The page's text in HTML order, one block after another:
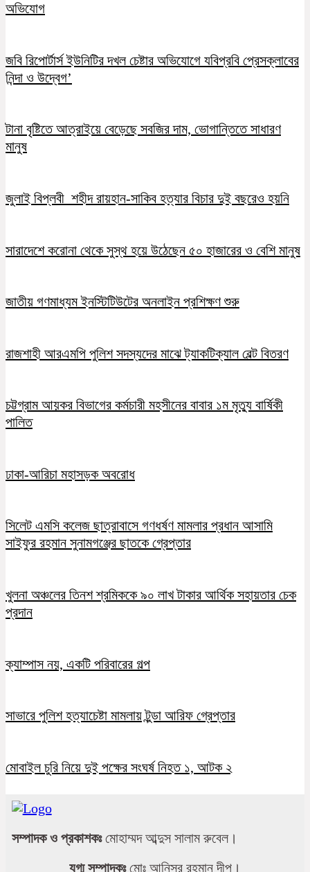
অভিযোগ
জবি রিপোর্টার্স ইউনিটির দখল চেষ্টার অভিযোগে যবিপ্রবি প্রেসক্লাবের
নিন্দা ও উদ্বেগ’
টানা বৃষ্টিতে আত্রাইয়ে বেড়েছে সবজির দাম, ভোগান্তিতে সাধারণ
মানুষ
জুলাই বিপ্লবী শহীদ রায়হান-সাকিব হত্যার বিচার দুই বছরেও হয়নি
সারাদেশে করোনা থেকে সুস্থ হয়ে উঠেছেন ৫০ হাজারের ও বেশি মানুষ
জাতীয় গণমাধ্যম ইনস্টিটিউটের অনলাইন প্রশিক্ষণ শুরু
রাজশাহী আরএমপি পুলিশ সদস্যদের মাঝে ট্যাকটিক্যাল বেল্ট বিতরণ
চট্টগ্রাম আয়কর বিভাগের কর্মচারী মহসীনের বাবার ১ম মৃত্যু বার্ষিকী
পালিত
ঢাকা-আরিচা মহাসড়ক অবরোধ
সিলেট এমসি কলেজ ছাত্রাবাসে গণধর্ষণ মামলার প্রধান আসামি
সাইফুর রহমান সুনামগঞ্জের ছাতকে গ্রেপ্তার
খুলনা অঞ্চলের তিনশ শ্রমিককে ৯০ লাখ টাকার আর্থিক সহায়তার চেক
প্রদান
ক্যাম্পাস নয়, একটি পরিবারের গল্প
সাভারে পুলিশ হত্যাচেষ্টা মামলায় টুন্ডা আরিফ গ্রেপ্তার
মোবাইল চুরি নিয়ে দুই পক্ষের সংঘর্ষ নিহত ১, আটক ২
সম্পাদক ও প্রকাশকঃমোহাম্মদ আব্দুস সালাম রুবেল।
যুগ্ম সম্পাদকঃমোঃ আনিসুর রহমান দীপু।